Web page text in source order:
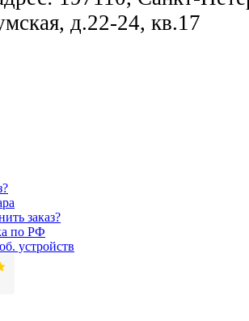
д.22-24, кв.17
заказ?
по РФ
устройств